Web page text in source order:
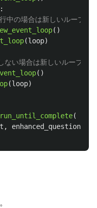
()
(loop)
()
(loop)
run_until_complete(
, enhanced_question